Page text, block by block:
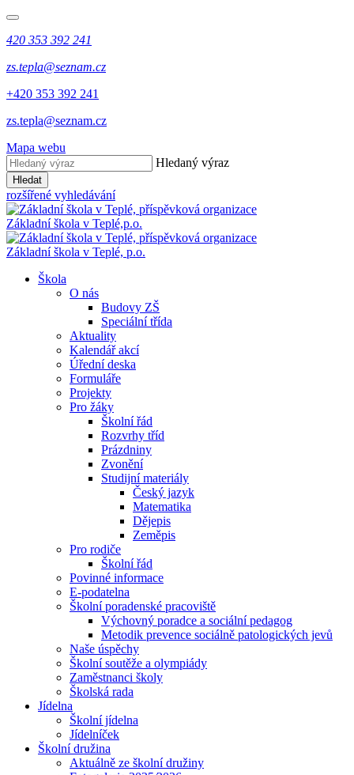
420 353 392 241
zs.tepla@seznam.cz
+420 353 392 241
zs.tepla@seznam.cz
Mapa webu
Hledaný výraz
Hledat
rozšířené vyhledávání
Základní škola v Teplé,p.o.
Základní škola v Teplé, p.o.
Škola
O nás
Budovy ZŠ
Speciální třída
Aktuality
Kalendář akcí
Úřední deska
Formuláře
Projekty
Pro žáky
Školní řád
Rozvrhy tříd
Prázdniny
Zvonění
Studijní materiály
Český jazyk
Matematika
Dějepis
Zeměpis
Pro rodiče
Školní řád
Povinné informace
E-podatelna
Školní poradenské pracoviště
Výchovný poradce a sociální pedagog
Metodik prevence sociálně patologických jevů
Naše úspěchy
Školní soutěže a olympiády
Zaměstnanci školy
Školská rada
Jídelna
Školní jídelna
Jídelníček
Školní družina
Aktuálně ze školní družiny